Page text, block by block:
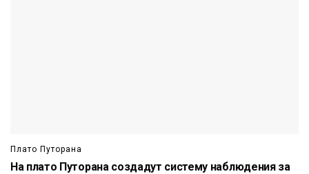
Плато Путорана
На плато Путорана создадут систему наблюдения за